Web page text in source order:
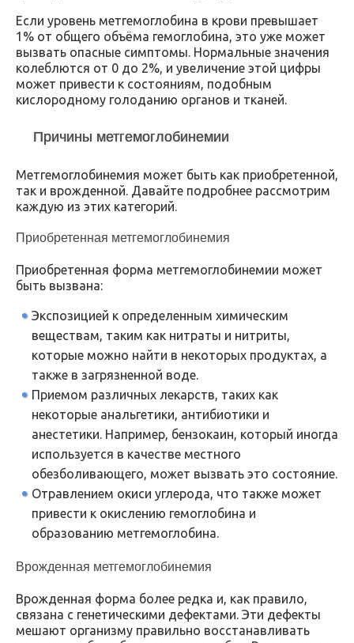
Если уровень метгемоглобина в крови превышает
1% от общего объёма гемоглобина, это уже может
вызвать опасные симптомы. Нормальные значения
колеблются от 0 до 2%, и увеличение этой цифры
может привести к состояниям, подобным
кислородному голоданию органов и тканей.
Причины метгемоглобинемии
Метгемоглобинемия может быть как приобретенной,
так и врожденной. Давайте подробнее рассмотрим
каждую из этих категорий.
Приобретенная метгемоглобинемия
Приобретенная форма метгемоглобинемии может
быть вызвана:
Экспозицией к определенным химическим
веществам, таким как нитраты и нитриты,
которые можно найти в некоторых продуктах, а
также в загрязненной воде.
Приемом различных лекарств, таких как
некоторые анальгетики, антибиотики и
анестетики. Например, бензокаин, который иногда
используется в качестве местного
обезболивающего, может вызвать это состояние.
Отравлением окиси углерода, что также может
привести к окислению гемоглобина и
образованию метгемоглобина.
Врожденная метгемоглобинемия
Врожденная форма более редка и, как правило,
связана с генетическими дефектами. Эти дефекты
мешают организму правильно восстанавливать